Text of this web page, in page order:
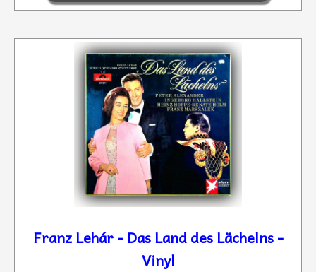
Franz Lehár - Das Land des Lächelns -
Vinyl